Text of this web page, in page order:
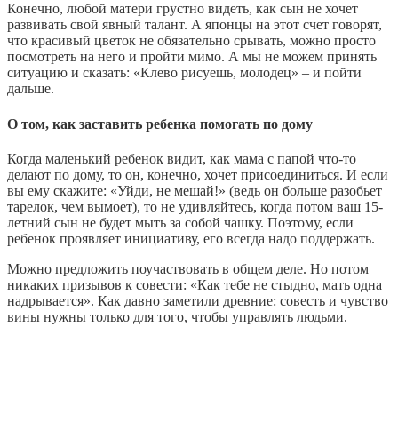
Конечно, любой матери грустно видеть, как сын не хочет
развивать свой явный талант. А японцы на этот счет говорят,
что красивый цветок не обязательно срывать, можно просто
посмотреть на него и пройти мимо. А мы не можем принять
ситуацию и сказать: «Клево рисуешь, молодец» – и пойти
дальше.
О том, как заставить ребенка помогать по дому
Когда маленький ребенок видит, как мама с папой что-то
делают по дому, то он, конечно, хочет присоединиться. И если
вы ему скажите: «Уйди, не мешай!» (ведь он больше разобьет
тарелок, чем вымоет), то не удивляйтесь, когда потом ваш 15-
летний сын не будет мыть за собой чашку. Поэтому, если
ребенок проявляет инициативу, его всегда надо поддержать.
Можно предложить поучаствовать в общем деле. Но потом
никаких призывов к совести: «Как тебе не стыдно, мать одна
надрывается». Как давно заметили древние: совесть и чувство
вины нужны только для того, чтобы управлять людьми.